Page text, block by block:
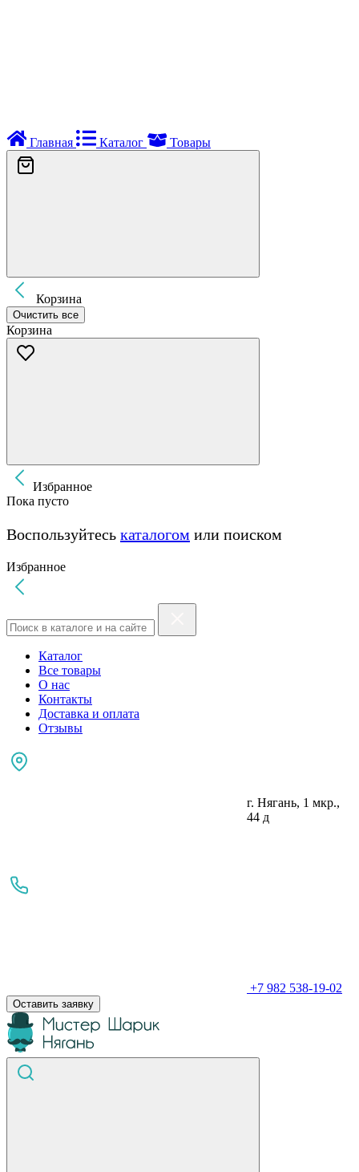
Главная Каталог Товары
Корзина
Очистить все
Корзина
Избранное
Пока пусто
Воспользуйтесь каталогом или поиском
Избранное
Каталог
Все товары
О нас
Контакты
Доставка и оплата
Отзывы
г. Нягань, 1 мкр.,
44 д
+7 982 538-19-02
Оставить заявку